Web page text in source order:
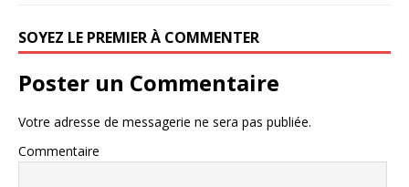
SOYEZ LE PREMIER À COMMENTER
Poster un Commentaire
Votre adresse de messagerie ne sera pas publiée.
Commentaire